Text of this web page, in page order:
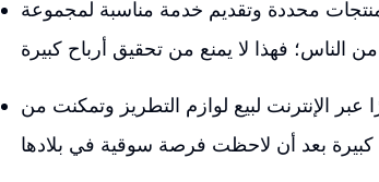
منتجات محددة وتقديم خدمة مناسبة لمجموعة
الإنترنت لبيع لوازم التطريز وتمكنت من